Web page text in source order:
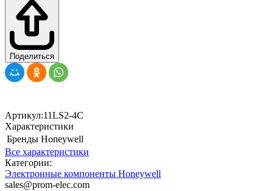
Поделиться
Артикул:11LS2-4C
Характеристики
Бренды Honeywell
Все характеристики
Категории:
Электронные компоненты Honeywell
sales@prom-elec.com